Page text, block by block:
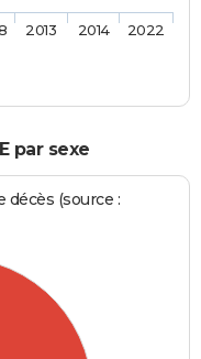
2013 2014 2022
par sexe
(source :